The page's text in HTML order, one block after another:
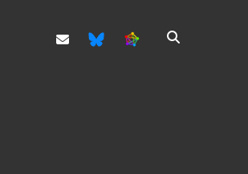
info@haecksen.org